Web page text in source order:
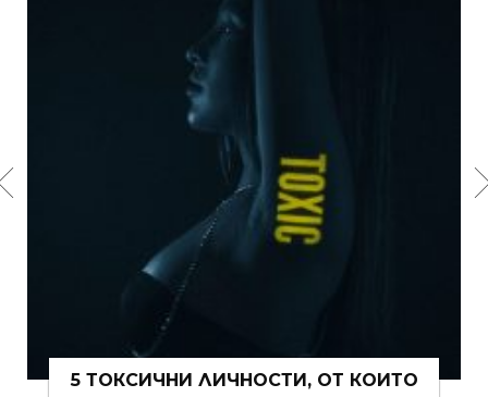
15 ЩИПКИ РОМАНТИКА КЪМ ЖИВОТА